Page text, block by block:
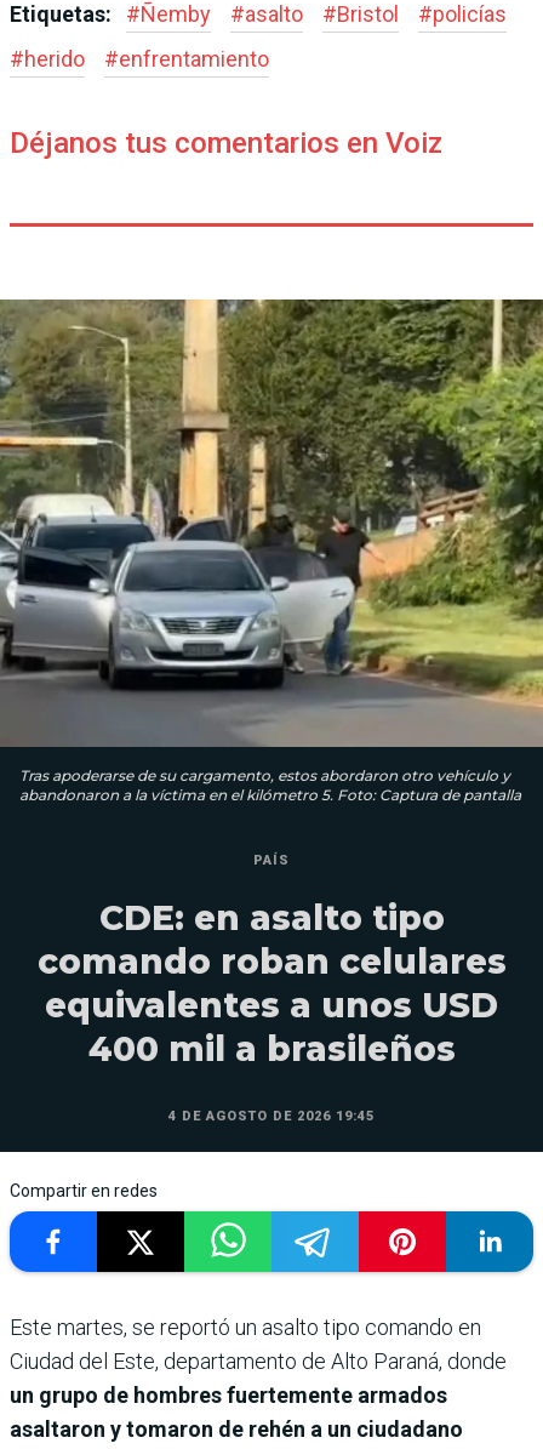
Etiquetas: #Ñemby #asalto #Bristol #policías
#herido #enfrentamiento
Déjanos tus comentarios en Voiz
Tras apoderarse de su cargamento, estos abordaron otro vehículo y
abandonaron a la víctima en el kilómetro 5. Foto: Captura de pantalla
PAÍS
CDE: en asalto tipo
comando roban celulares
equivalentes a unos USD
400 mil a brasileños
4 DE AGOSTO DE 2026 19:45
Compartir en redes
Este martes, se reportó un asalto tipo comando en
Ciudad del Este, departamento de Alto Paraná, donde
un grupo de hombres fuertemente armados
asaltaron y tomaron de rehén a un ciudadano